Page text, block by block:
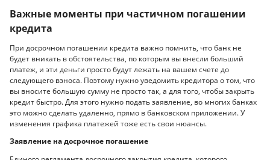
Важные моменты при частичном погашении
кредита
При досрочном погашении кредита важно помнить, что банк не
будет вникать в обстоятельства, по которым вы внесли больший
платеж, и эти деньги просто будут лежать на вашем счете до
следующего взноса. Поэтому нужно уведомить кредитора о том, что
вы вносите большую сумму не просто так, а для того, чтобы закрыть
кредит быстро. Для этого нужно подать заявление, во многих банках
это можно сделать удаленно, прямо в банковском приложении. У
изменения графика платежей тоже есть свои нюансы.
Заявление на досрочное погашение